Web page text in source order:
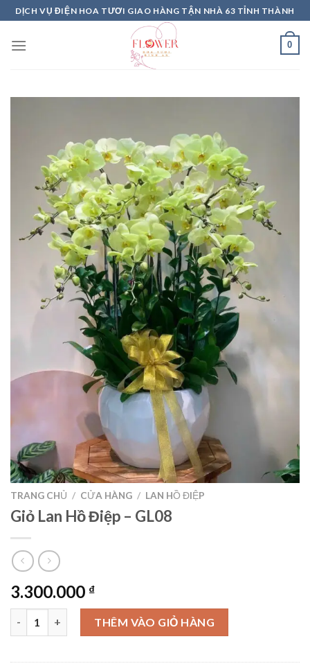
Skip
to
content
DỊCH VỤ ĐIỆN HOA TƯƠI GIAO HÀNG TẬN NHÀ 63 TỈNH THÀNH
0
TRANG CHỦ / CỬA HÀNG / LAN HỒ ĐIỆP
Giỏ Lan Hồ Điệp – GL08
3.300.000 ₫
Giỏ Lan Hồ Điệp – GL08 số lượng
THÊM VÀO GIỎ HÀNG